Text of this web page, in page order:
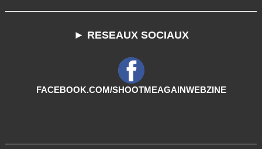
► RESEAUX SOCIAUX
FACEBOOK.COM/SHOOTMEAGAINWEBZINE